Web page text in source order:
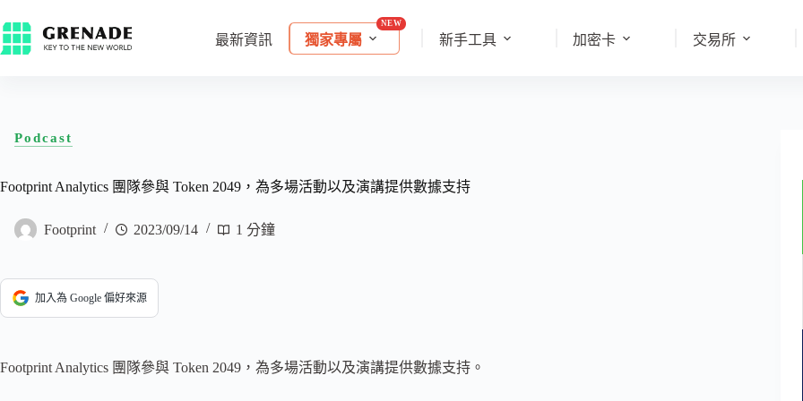
最新資訊 獨家專屬 新手工具 加密卡 交易所
Podcast
Footprint Analytics 團隊參與 Token 2049，為多場活動以及演講提供數據支持
Footprint 2023/09/14 1 分鐘
加入為 Google 偏好來源
Footprint Analytics 團隊參與 Token 2049，為多場活動以及演講提供數據支持。